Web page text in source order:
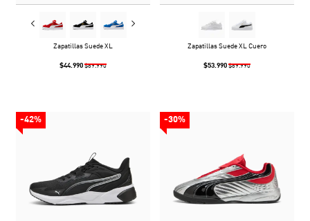
Zapatillas Suede XL
$44.990 $89.990
Zapatillas Suede XL Cuero
$53.990 $89.990
-42% -30%